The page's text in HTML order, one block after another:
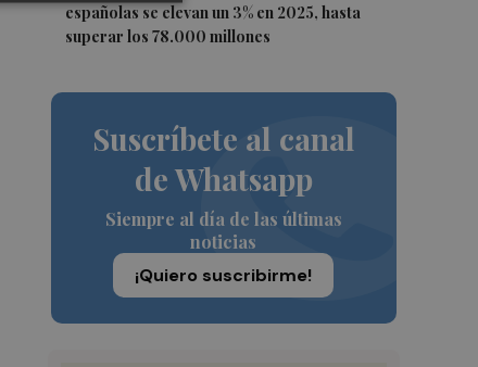
españolas se elevan un 3% en 2025, hasta
superar los 78.000 millones
Suscríbete al canal
de Whatsapp
Siempre al día de las últimas
noticias
¡Quiero suscribirme!